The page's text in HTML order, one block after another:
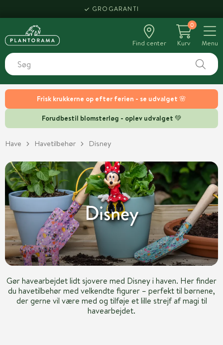
Frisk krukkerne op efter ferien - se udvalget 🌸
Forudbestil blomsterløg - oplev udvalget 💚
HENT SAMME DAG
Find center
0
Kurv
Menu
Have Havetilbehør Disney
Disney
Gør havearbejdet lidt sjovere med Disney i haven. Her finder
du havetilbehør med velkendte figurer – perfekt til børnene,
der gerne vil være med og tilføje et lille strejf af magi til
havearbejdet.